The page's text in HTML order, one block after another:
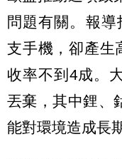
問題有關。報
支手機，卻產生
收率不到4成。
丟棄，其中鋰、
能對環境造成長